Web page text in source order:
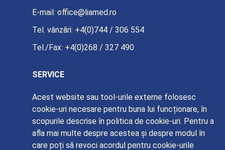
E-mail: office@liamed.ro
Tel. vânzări: +4(0)744 / 306 554
Tel./Fax: +4(0)268 / 327 490
SERVICE
E-mail:
service@liamed.ro
Tel. service:+4(0)739 / 885 387
Acest website sau tool-urile externe folosesc
cookie-uri necesare pentru buna lui funcționare, în
scopurile descrise în politica de cookie-uri. Pentru a
afla mai multe despre acestea și despre modul în
care poți să revoci acordul pentru cookie-urile